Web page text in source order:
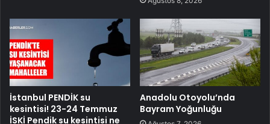
İstanbul PENDİK su
kesintisi! 23-24 Temmuz
İSKİ Pendik su kesintisi ne
Anadolu Otoyolu’nda
Bayram Yoğunluğu